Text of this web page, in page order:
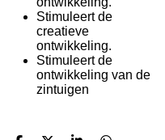
Stimuleert de
creatieve
ontwikkeling.
Stimuleert de
ontwikkeling van de
zintuigen